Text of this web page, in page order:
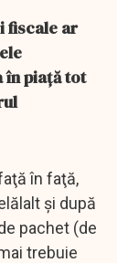
fiscale ar
în piaţă tot
în faţă,
şi după
pachet (de
trebuie